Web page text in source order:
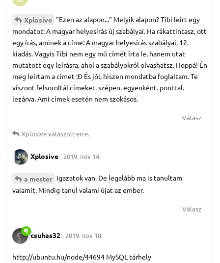
Xplosive "Ezen az alapon..." Melyik alapon? Tibi leírt egy
mondatot: A magyar helyesírás új szabályai. Ha rákattintasz, ott
egy írás, aminek a címe: A magyar helyesírás szabályai, 12.
kiadás. Vagyis Tibi nem egy mű címét írta le, hanem utat
mutatott egy leírásra, ahol a szabályokról olvashatsz. Hoppá! Én
meg leírtam a címet :Đ És jól, hiszen mondatba foglaltam. Te
viszont felsoroltál címeket. szépen. egyenként. ponttal.
lezárva. Ami címek esetén nem szokásos.
Válasz
Xplosiveválaszolt erre.
Xplosive 2019. nov 14.
a mester Igazatok van. De legalább ma is tanultam
valamit. Mindig tanul valami újat az ember.
Válasz
csuhas32 2019. nov 18.
http://ubuntu.hu/node/44694 MySQL tárhely